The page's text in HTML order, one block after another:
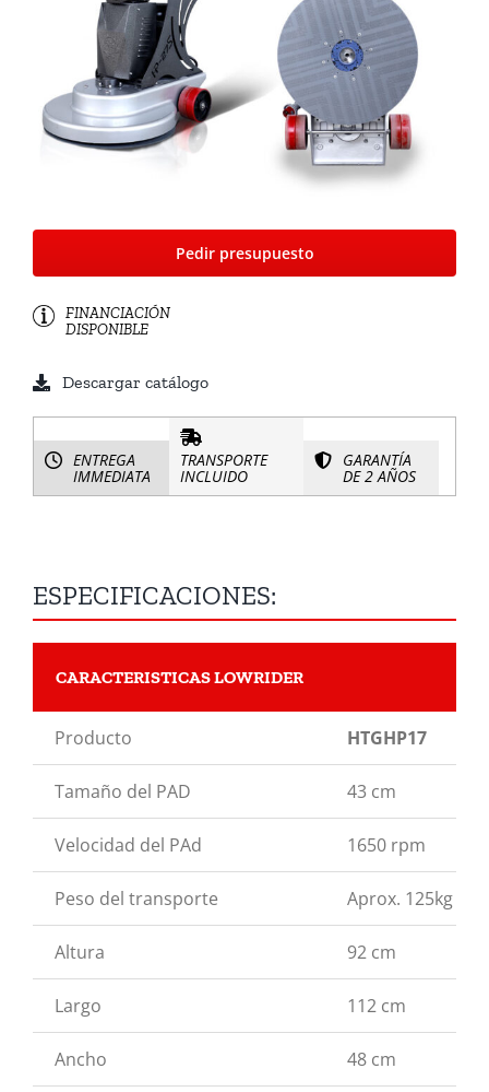
Pedir presupuesto
FINANCIACIÓN
DISPONIBLE
Descargar catálogo
ENTREGA
IMMEDIATA
TRANSPORTE
INCLUIDO
GARANTÍA
DE 2 AÑOS
ESPECIFICACIONES:
CARACTERISTICAS LOWRIDER
Producto HTGHP17
Tamaño del PAD 43 cm
Velocidad del PAd 1650 rpm
Peso del transporte Aprox. 125kg
Altura 92 cm
Largo 112 cm
Ancho 48 cm